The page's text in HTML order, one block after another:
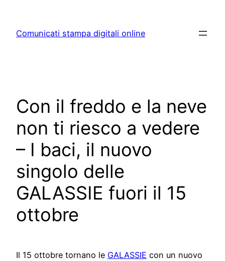
content
Comunicati stampa digitali online
Con il freddo e la neve
non ti riesco a vedere
– I baci, il nuovo
singolo delle
GALASSIE fuori il 15
ottobre
Il 15 ottobre tornano le GALASSIE con un nuovo